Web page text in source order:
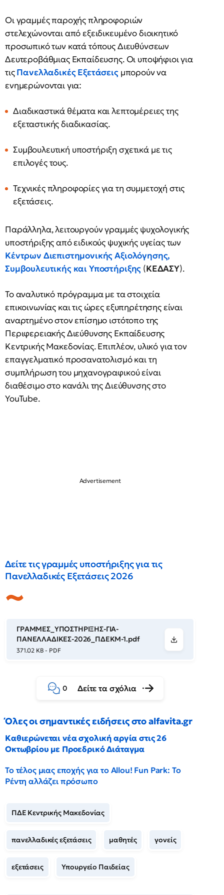
Οι γραμμές παροχής πληροφοριών
στελεχώνονται από εξειδικευμένο διοικητικό
προσωπικό των κατά τόπους Διευθύνσεων
Δευτεροβάθμιας Εκπαίδευσης. Οι υποψήφιοι για
τιςΠανελλαδικές Εξετάσειςμπορούν να
ενημερώνονται για:
Διαδικαστικά θέματα και λεπτομέρειες της
εξεταστικής διαδικασίας.
Συμβουλευτική υποστήριξη σχετικά με τις
επιλογές τους.
Τεχνικές πληροφορίες για τη συμμετοχή στις
εξετάσεις.
Παράλληλα, λειτουργούν γραμμές ψυχολογικής
υποστήριξης από ειδικούς ψυχικής υγείας των
Κέντρων Διεπιστημονικής Αξιολόγησης,
Συμβουλευτικής και Υποστήριξης (ΚΕΔΑΣΥ).
Το αναλυτικό πρόγραμμα με τα στοιχεία
επικοινωνίας και τις ώρες εξυπηρέτησης είναι
αναρτημένο στον επίσημο ιστότοπο της
Περιφερειακής Διεύθυνσης Εκπαίδευσης
Κεντρικής Μακεδονίας. Επιπλέον, υλικό για τον
επαγγελματικό προσανατολισμό και τη
συμπλήρωση του μηχανογραφικού είναι
διαθέσιμο στο κανάλι της Διεύθυνσης στο
YouTube.
Δείτε τις γραμμές υποστήριξης για τις
Πανελλαδικές Εξετάσεις 2026
ΓΡΑΜΜΕΣ_ΥΠΟΣΤΗΡΙΞΗΣ-ΓΙΑ-
ΠΑΝΕΛΛΑΔΙΚΕΣ-2026_ΠΔΕΚΜ-1.pdf
371.02 KB - PDF
0 Δείτε τα σχόλια
Όλες οι σημαντικές ειδήσεις στο alfavita.gr
Καθιερώνεται νέα σχολική αργία στις 26
Οκτωβρίου με Προεδρικό Διάταγμα
Το τέλος μιας εποχής για το Allou! Fun Park: Το
Ρέντη αλλάζει πρόσωπο
ΠΔΕ Κεντρικής Μακεδονίας
πανελλαδικές εξετάσεις μαθητές γονείς
εξετάσεις Υπουργείο Παιδείας